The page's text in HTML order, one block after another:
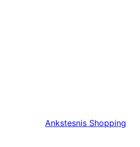
Ankstesnis Shopping